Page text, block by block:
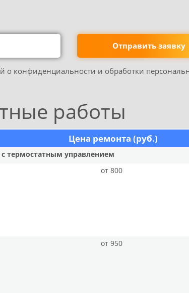
о конфиденциальности и обработки
работы
Цена ремонта (руб.)
термостатным управлением
от 800
от 950